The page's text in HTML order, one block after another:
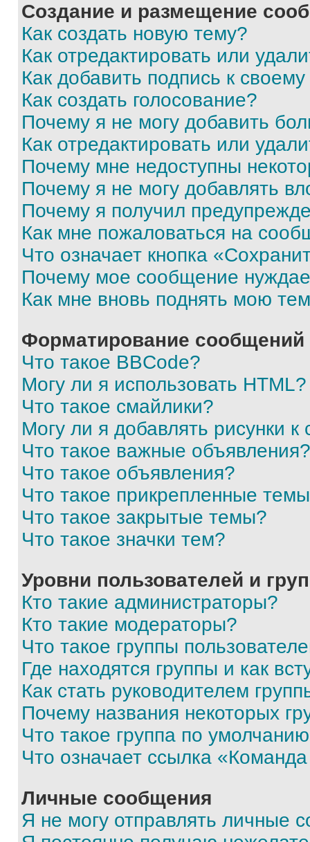
Создание и размещение
Как создать новую тему?
Как отредактировать или
Как добавить подпись к
Как создать голосование?
Почему я не могу добавить
Как отредактировать или
Почему мне недоступны
Почему я не могу добавлять
Почему я получил
Как мне пожаловаться на
Что означает кнопка
Почему мое сообщение
Как мне вновь поднять мою
Форматирование
Что такое BBCode?
Могу ли я использовать HTML?
Что такое смайлики?
Могу ли я добавлять рисунки
Что такое важные объявления?
Что такое объявления?
Что такое прикрепленные
Что такое закрытые темы?
Что такое значки тем?
Уровни пользователей и
Кто такие администраторы?
Кто такие модераторы?
Что такое группы
Где находятся группы и как
Как стать руководителем
Почему названия некоторых
Что такое группа по
Что означает ссылка
Личные сообщения
Я не могу отправлять личные